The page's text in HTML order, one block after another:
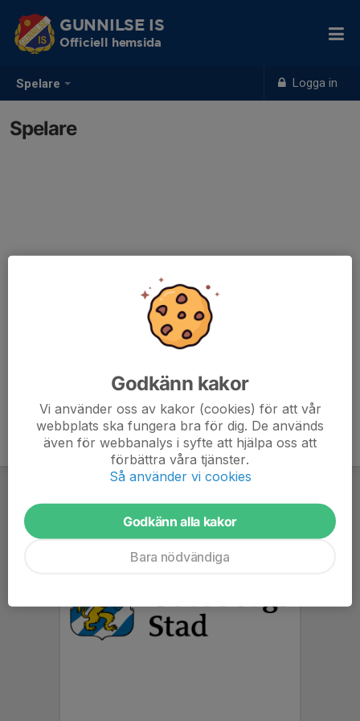
Spelare Logga in
GUNNILSE IS
Officiell hemsida
Spelare
Godkänn kakor
Vi använder oss av kakor (cookies) för att vår
webbplats ska fungera bra för dig. De används
även för webbanalys i syfte att hjälpa oss att
förbättra våra tjänster.
Så använder vi cookies
Godkänn alla kakor
Bara nödvändiga